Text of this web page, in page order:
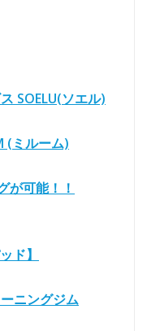
SOELU(ソエル)
(ミルーム)
が可能！！
ド】
ニングジム